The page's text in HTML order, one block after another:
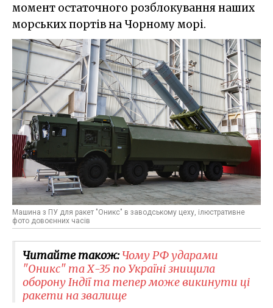
момент остаточного розблокування наших
морських портів на Чорному морі.
Машина з ПУ для ракет "Оникс" в заводському цеху, ілюстративне
фото довоєнних часів
Читайте також:Чому РФ ударами
"Оникс" та Х-35 по Україні знищила
оборону Індії та тепер може викинути ці
ракети на звалище